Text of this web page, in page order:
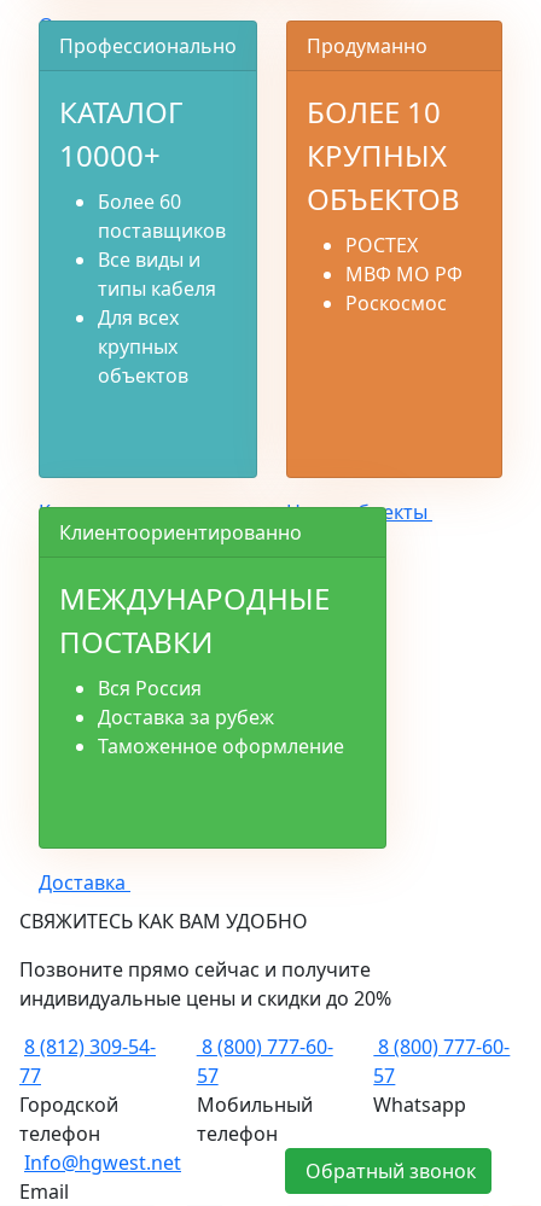
О компании
Профессионально
КАТАЛОГ
10000+
Более 60
поставщиков
Все виды и
типы кабеля
Для всех
крупных
объектов
Каталог
Продуманно
БОЛЕЕ 10
КРУПНЫХ
ОБЪЕКТОВ
РОСТЕХ
МВФ МО РФ
Роскосмос
Наши объекты
Клиентоориентированно
МЕЖДУНАРОДНЫЕ
ПОСТАВКИ
Вся Россия
Доставка за рубеж
Таможенное оформление
Доставка
СВЯЖИТЕСЬ КАК ВАМ УДОБНО
Позвоните прямо сейчас и получите
индивидуальные цены и скидки до 20%
8 (812) 309-54-
77
Городской
телефон
8 (800) 777-60-
57
Мобильный
телефон
8 (800) 777-60-
57
Whatsapp
Info@hgwest.net
Email
Обратный звонок